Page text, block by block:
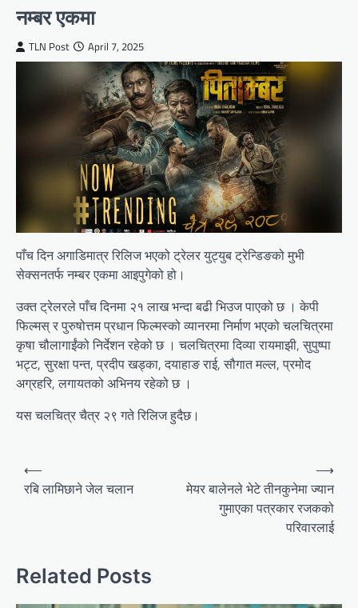
नम्बर एकमा
TLN Post April 7, 2025
पाँच दिन अगाडिमात्र रिलिज भएको ट्रेलर युट्युब ट्रेन्डिङको मुभी
सेक्सनतर्फ नम्बर एकमा आइपुगेको हो।
उक्त ट्रेलरले पाँच दिनमा २१ लाख भन्दा बढी भिउज पाएको छ । केपी
फिल्मस् र पुरुषोत्तम प्रधान फिल्मस्को व्यानरमा निर्माण भएको चलचित्रमा
कृषा चौलागाईंको निर्देशन रहेको छ । चलचित्रमा दिव्या रायमाझी, सुपुष्पा
भट्ट, सुरक्षा पन्त, प्रदीप खड्का, दयाहाङ राई, सौगात मल्ल, प्रमोद
अग्रहरि, लगायतको अभिनय रहेको छ ।
यस चलचित्र चैत्र २९ गते रिलिज हुदैछ।
Post
navigation
⟵
रबि लामिछाने जेल चलान
मेयर बालेनले भेटे तीनकुनेमा ज्यान
गुमाएका पत्रकार रजकको
परिवारलाई
⟶
Related Posts